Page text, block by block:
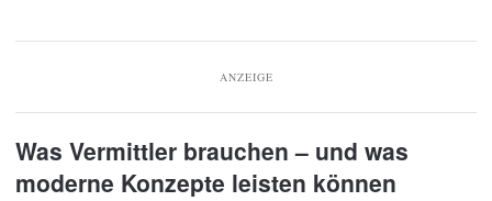
ANZEIGE
Was Vermittler brauchen – und was
moderne Konzepte leisten können